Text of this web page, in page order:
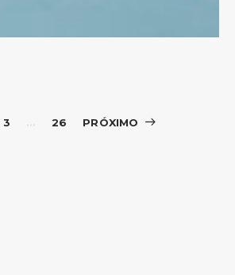
Paginación
3 … 26 PRÓXIMO